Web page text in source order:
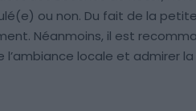
ou non. Du fait de la
Néanmoins, il est
locale et admirer la